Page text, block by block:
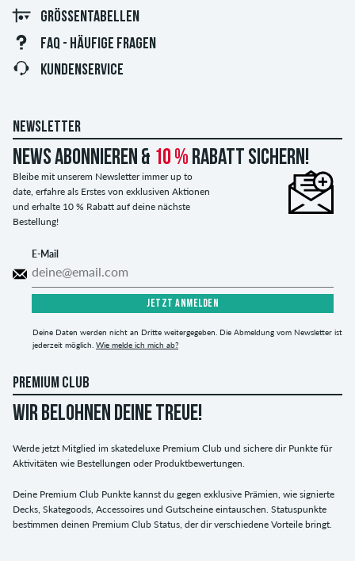
GRÖSSENTABELLEN
FAQ - HÄUFIGE FRAGEN
KUNDENSERVICE
NEWSLETTER
News abonnieren & 10 % Rabatt sichern!
Bleibe mit unserem Newsletter immer up to
date, erfahre als Erstes von exklusiven Aktionen
und erhalte 10 % Rabatt auf deine nächste
Bestellung!
E-Mail
JETZT ANMELDEN
Deine Daten werden nicht an Dritte weitergegeben. Die Abmeldung vom Newsletter ist
jederzeit möglich. Wie melde ich mich ab?
PREMIUM CLUB
WIR BELOHNEN DEINE TREUE!
Werde jetzt Mitglied im skatedeluxe Premium Club und sichere dir Punkte für
Aktivitäten wie Bestellungen oder Produktbewertungen.
Deine Premium Club Punkte kannst du gegen exklusive Prämien, wie signierte
Decks, Skategoods, Accessoires und Gutscheine eintauschen. Statuspunkte
bestimmen deinen Premium Club Status, der dir verschiedene Vorteile bringt.